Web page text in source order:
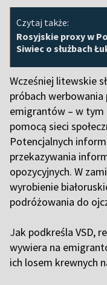
Czytaj także:
Rosyjskie proxy w
Siwiec o służbach
Wcześniej litewskie
próbach werbowania
emigrantów – w tym
pomocą sieci
Potencjalnych
przekazywania
opozycyjnych. W
wyrobienie
podróżowania do
Jak podkreśla VSD,
wywiera na
ich losem krewnych